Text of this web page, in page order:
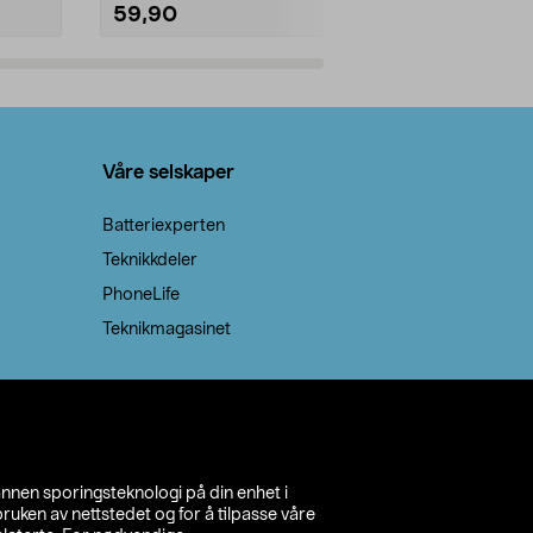
sporingsteknologi på din enhet i
av nettstedet og for å tilpasse våre
59,90
Våre selskaper
Batteriexperten
Teknikkdeler
PhoneLife
Teknikmagasinet